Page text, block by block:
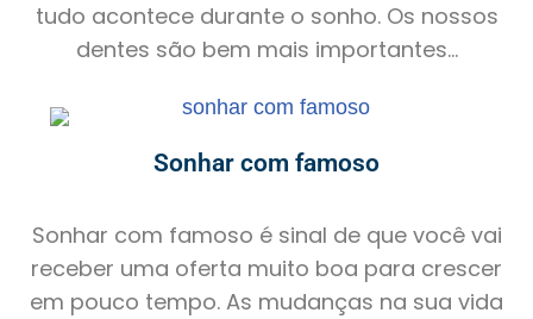
tudo acontece durante o sonho. Os nossos
dentes são bem mais importantes...
Sonhar com famoso
Sonhar com famoso é sinal de que você vai
receber uma oferta muito boa para crescer
em pouco tempo. As mudanças na sua vida